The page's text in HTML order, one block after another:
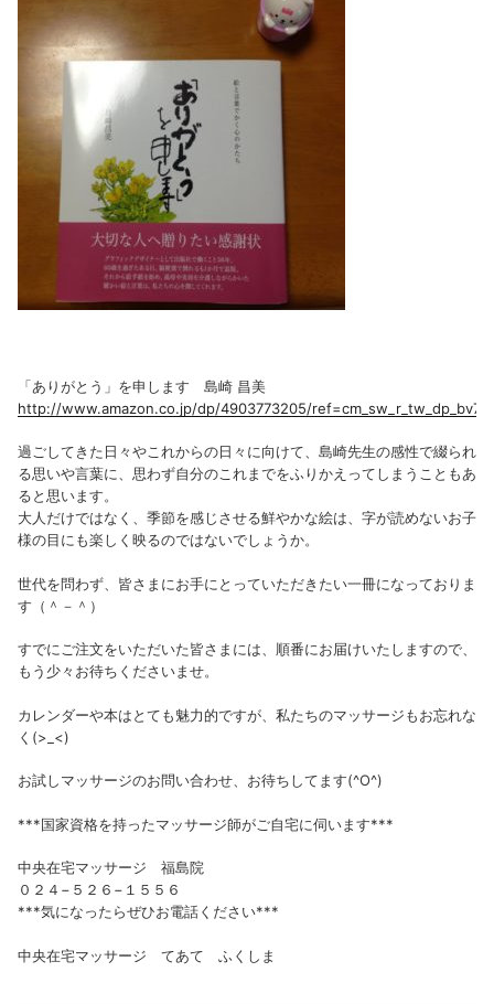
「ありがとう」を申します 島崎 昌美
http://www.amazon.co.jp/dp/4903773205/
過ごしてきた日々やこれからの日々に向けて、島崎先生の感性で綴られ
る思いや言葉に、思わず自分のこれまでをふりかえってしまうこともあ
ると思います。
大人だけではなく、季節を感じさせる鮮やかな絵は、字が読めないお子
様の目にも楽しく映るのではないでしょうか。
世代を問わず、皆さまにお手にとっていただきたい一冊になっておりま
す（＾－＾）
すでにご注文をいただいた皆さまには、順番にお届けいたしますので、
もう少々お待ちくださいませ。
カレンダーや本はとても魅力的ですが、私たちのマッサージもお忘れな
く(>_<)
お試しマッサージのお問い合わせ、お待ちしてます(^O^)
***国家資格を持ったマッサージ師がご自宅に伺います***
中央在宅マッサージ 福島院
０２４−５２６−１５５６
***気になったらぜひお電話ください***
中央在宅マッサージ てあて ふくしま